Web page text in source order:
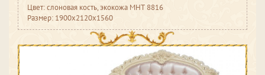
Цвет: слоновая кость, экокожа МНТ 8816
Размер: 1900x2120x1560